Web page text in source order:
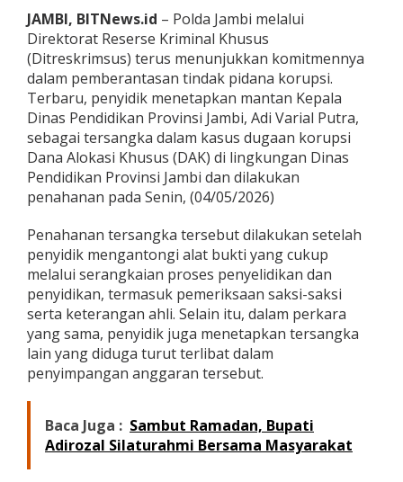
k
s
e
a
g
a
i
T
e
r
s
n
g
k
a
D
u
g
a
n
r
u
JAMBI, BITNews.id – Polda Jambi melalui
Direktorat Reserse Kriminal Khusus
(Ditreskrimsus) terus menunjukkan komitmennya
dalam pemberantasan tindak pidana korupsi.
Terbaru, penyidik menetapkan mantan Kepala
Dinas Pendidikan Provinsi Jambi, Adi Varial Putra,
sebagai tersangka dalam kasus dugaan korupsi
Dana Alokasi Khusus (DAK) di lingkungan Dinas
Pendidikan Provinsi Jambi dan dilakukan
penahanan pada Senin, (04/05/2026)
Penahanan tersangka tersebut dilakukan setelah
penyidik mengantongi alat bukti yang cukup
melalui serangkaian proses penyelidikan dan
penyidikan, termasuk pemeriksaan saksi-saksi
serta keterangan ahli. Selain itu, dalam perkara
yang sama, penyidik juga menetapkan tersangka
lain yang diduga turut terlibat dalam
penyimpangan anggaran tersebut.
Baca Juga : Sambut Ramadan, Bupati
Adirozal Silaturahmi Bersama Masyarakat